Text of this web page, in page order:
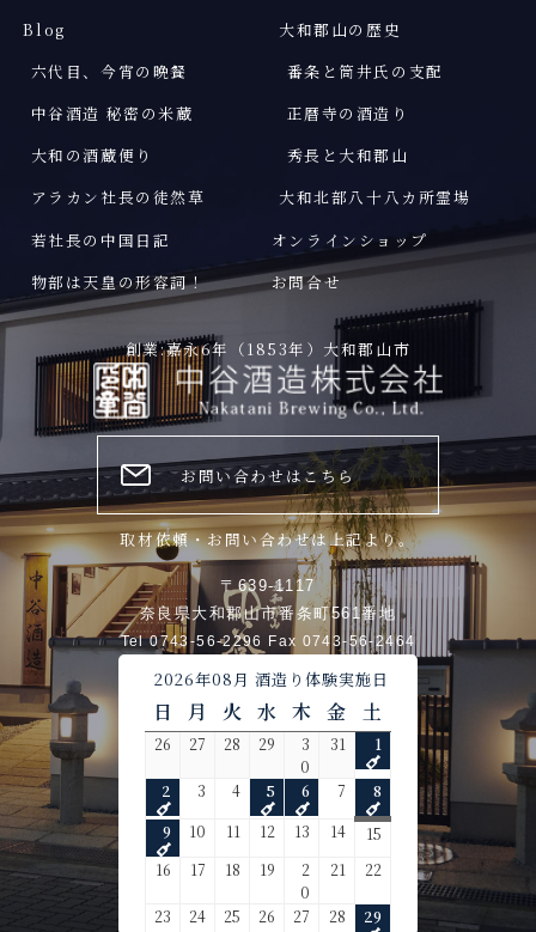
Blog
六代目、今宵の晩餐
中谷酒造 秘密の米蔵
大和の酒蔵便り
アラカン社長の徒然草
若社長の中国日記
物部は天皇の形容詞！
大和郡山の歴史
番条と筒井氏の支配
正暦寺の酒造り
秀長と大和郡山
大和北部八十八カ所霊場
オンラインショップ
お問合せ
創業:嘉永6年（1853年）大和郡山市
お問い合わせはこちら
取材依頼・お問い合わせは上記より。
〒639-1117
奈良県大和郡山市番条町561番地
Tel 0743-56-2296 Fax 0743-56-2464